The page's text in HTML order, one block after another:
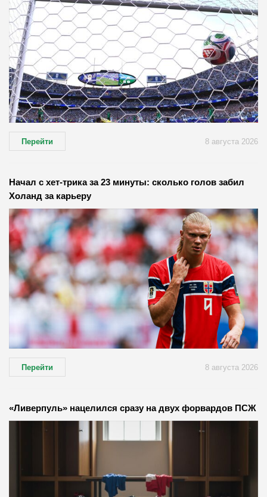
Перейти 8 августа 2026
Начал с хет-трика за 23 минуты: сколько голов забил
Холанд за карьеру
Перейти 8 августа 2026
«Ливерпуль» нацелился сразу на двух форвардов ПСЖ